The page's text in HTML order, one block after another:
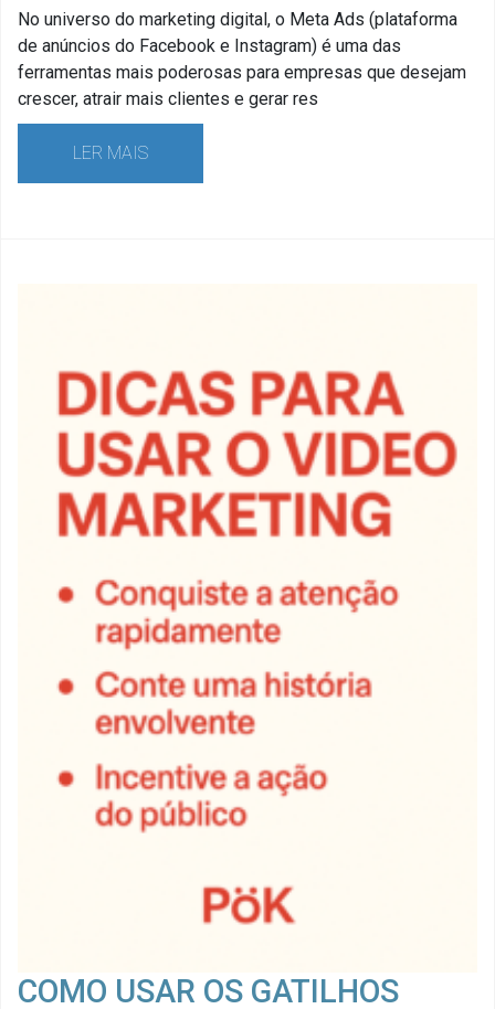
No universo do marketing digital, o Meta Ads (plataforma
de anúncios do Facebook e Instagram) é uma das
ferramentas mais poderosas para empresas que desejam
crescer, atrair mais clientes e gerar res
LER MAIS
COMO USAR OS GATILHOS